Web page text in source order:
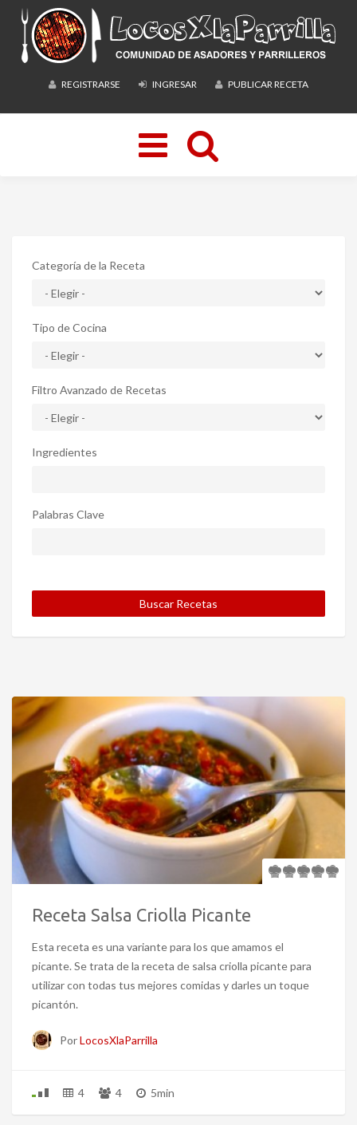
REGISTRARSE INGRESAR PUBLICAR RECETA
Toggle
navigation
Categoría de la Receta
Tipo de Cocina
Filtro Avanzado de Recetas
Ingredientes
Palabras Clave
Buscar Recetas
Receta Salsa Criolla Picante
Esta receta es una variante para los que amamos el
picante. Se trata de la receta de salsa criolla picante para
utilizar con todas tus mejores comidas y darles un toque
picantón.
PorLocosXlaParrilla
4 4 5min